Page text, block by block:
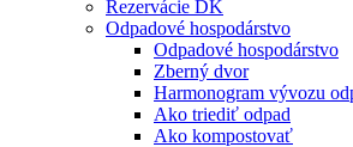
Rezervácie DK
Odpadové hospodárstvo
Odpadové hospodárstvo
Zberný dvor
Harmonogram vývozu
Ako triediť odpad
Ako kompostovať